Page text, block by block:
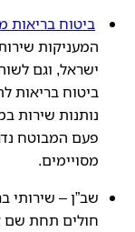
ביטוח בריאות
המעניקות
ישראל, וגם
ביטוח בריאות
נותנות שירות
פעם המבוטח
מסויימים.
שב”ן – שירותי
חולים תחת שם